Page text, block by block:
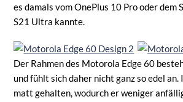
es damals vom OnePlus 10 Pro oder dem
S21 Ultra kannte.
Der Rahmen des Motorola Edge 60
und fühlt sich daher nicht ganz so edel
matt gehalten, wodurch er weniger